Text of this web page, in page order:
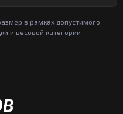
в рамках допустимого
и весовой категории